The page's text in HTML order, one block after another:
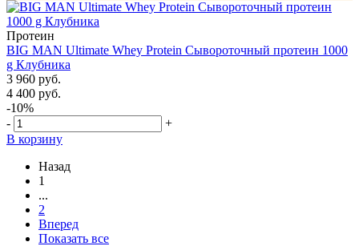
Протеин
BIG MAN Ultimate Whey Protein Сывороточный протеин 1000
g Клубника
3 960 руб.
4 400 руб.
-10%
-
+
В корзину
Назад
1
...
2
Вперед
Показать все